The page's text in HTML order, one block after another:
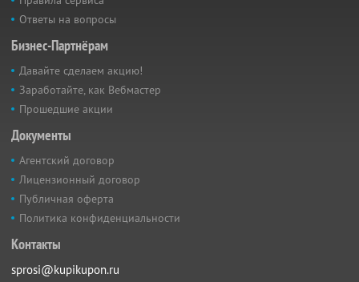
Ответы на вопросы
Бизнес-Партнёрам
Давайте сделаем акцию!
Заработайте, как Вебмастер
Прошедшие акции
Документы
Агентский договор
Лицензионный договор
Публичная оферта
Политика конфиденциальности
Контакты
sprosi@kupikupon.ru